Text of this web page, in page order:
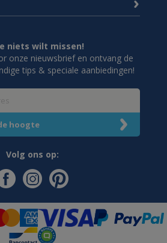
niets wilt missen!
onze nieuwsbrief en ontvang de
tips & speciale aanbiedingen!
Volg ons op: